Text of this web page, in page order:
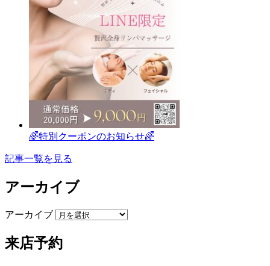
🌈特別クーポンのお知らせ🌈
記事一覧を見る
アーカイブ
アーカイブ
来店予約